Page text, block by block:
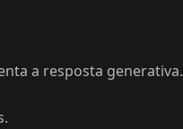
a resposta generativa.